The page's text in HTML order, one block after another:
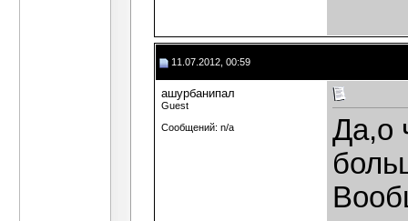
11.07.2012, 00:59
ашурбанипал
Guest
Сообщений: n/a
Да,о